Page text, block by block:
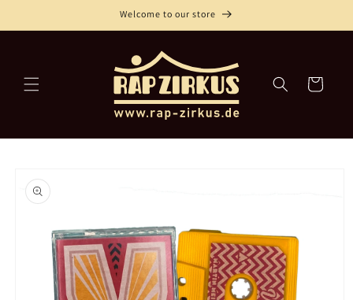
Inhalt
Welcome to our store
Warenkorb